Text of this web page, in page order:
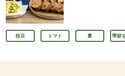
枝豆 トマト 夏 季節